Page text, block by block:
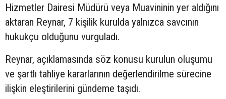
Hizmetler Dairesi Müdürü veya Muavininin yer aldığını
aktaran Reynar, 7 kişilik kurulda yalnızca savcının
hukukçu olduğunu vurguladı.
Reynar, açıklamasında söz konusu kurulun oluşumu
ve şartlı tahliye kararlarının değerlendirilme sürecine
ilişkin eleştirilerini gündeme taşıdı.